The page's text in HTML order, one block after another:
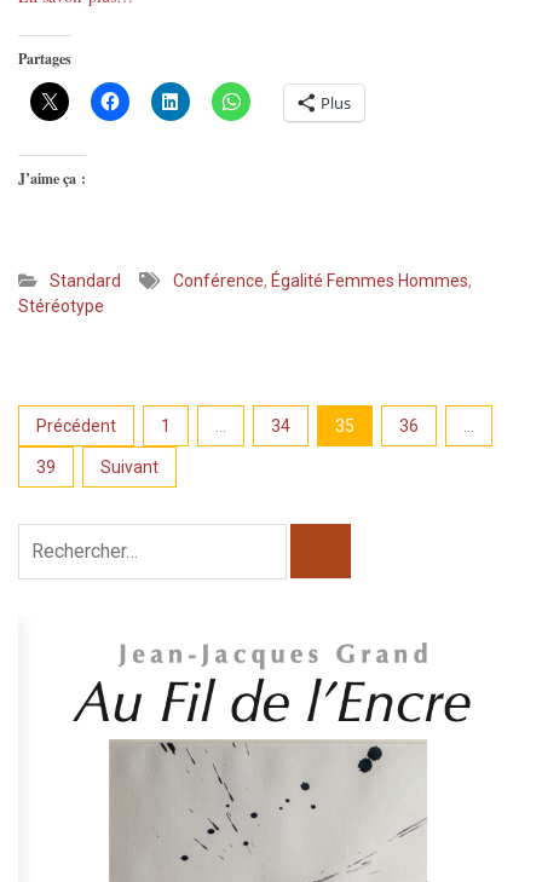
Partages
Plus
J’aime ça :
Standard Conférence, Égalité Femmes Hommes,
Stéréotype
Pagination
des
publications
Précédent 1 34 35 36
39 Suivant